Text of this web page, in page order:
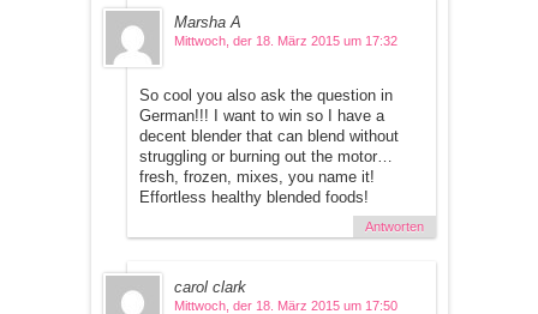
Marsha A
Mittwoch, der 18. März 2015 um 17:32
So cool you also ask the question in
German!!! I want to win so I have a
decent blender that can blend without
struggling or burning out the motor…
fresh, frozen, mixes, you name it!
Effortless healthy blended foods!
Antworten
carol clark
Mittwoch, der 18. März 2015 um 17:50